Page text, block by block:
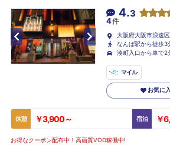
4.3
4件
大阪府大阪市浪速
なんば駅から徒歩3
湊町入口から車で2
マイル
お気に
休憩 ￥3,900～ 宿泊 ￥
お得なクーポン配布中！高画質VOD稼働中!